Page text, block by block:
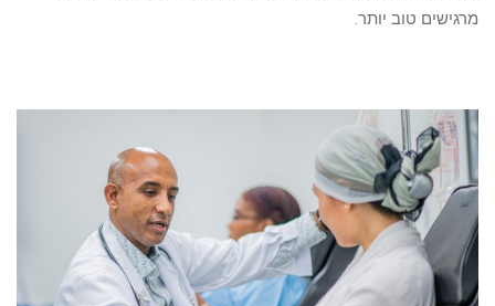
מרגישים טוב יותר.